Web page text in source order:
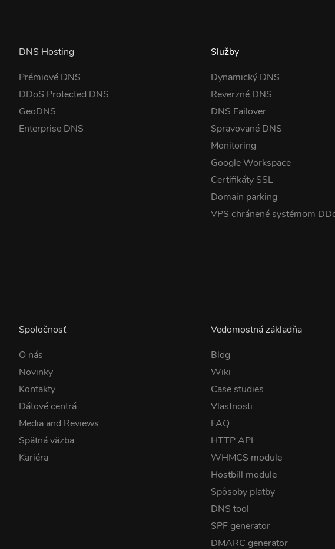
DNS Hosting
Prémiové DNS
DDoS Protected DNS
GeoDNS
Enterprise DNS
Služby
Dynamický DNS
Reverzné DNS
DNS Failover
Spravované DNS
Monitoring
Google Workspace
Certifikáty SSL
Domain parking
VPS chránené systémom
Spoločnosť
O nás
Novinky
Kontakty
Dátové centrá
Media and Reviews
Spätná väzba
Kariéra
Vedomostná základňa
Blog
Wiki
Case studies
Vlastnosti
FAQ
HTTP API
WHMCS module
Hostbill module
Spôsoby platby
DNS tool
SPF generator
DMARC generator